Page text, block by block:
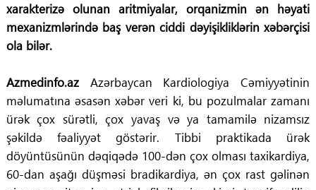
xarakterizə olunan aritmiyalar, orqanizmin ən həyati
mexanizmlərində baş verən ciddi dəyişikliklərin xəbərçisi
ola bilər.
Azmedinfo.azAzərbaycan Kardiologiya Cəmiyyətinin
məlumatına əsasən xəbər veri ki, bu pozulmalar zamanı
ürək çox sürətli, çox yavaş və ya tamamilə nizamsız
şəkildə fəaliyyət göstərir. Tibbi praktikada ürək
döyüntüsünün dəqiqədə 100-dən çox olması taxikardiya,
60-dan aşağı düşməsi bradikardiya, ən çox rast gəlinən